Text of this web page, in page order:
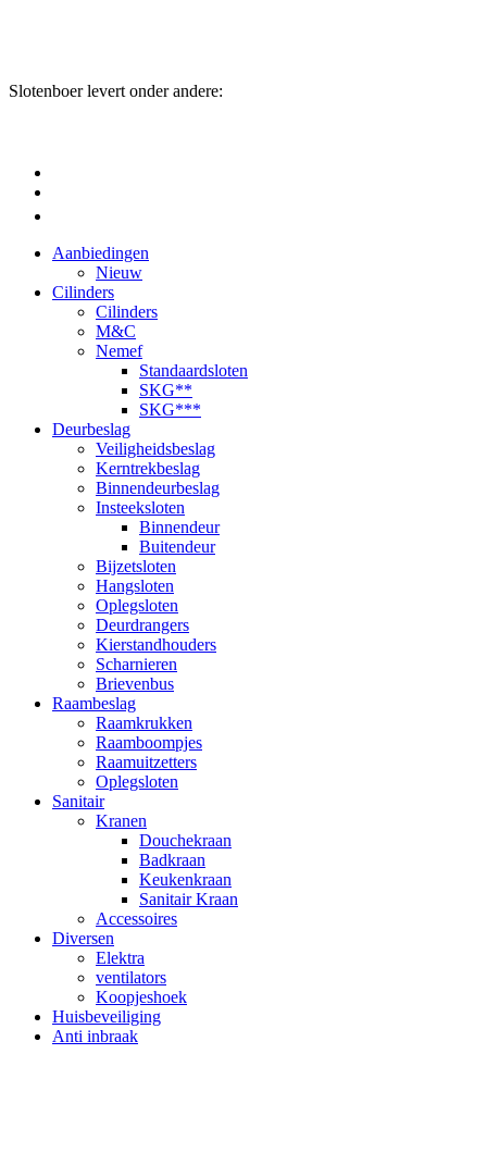
Slotenboer levert onder andere:
Aanbiedingen
Nieuw
Cilinders
Cilinders
M&C
Nemef
Standaardsloten
SKG**
SKG***
Deurbeslag
Veiligheidsbeslag
Kerntrekbeslag
Binnendeurbeslag
Insteeksloten
Binnendeur
Buitendeur
Bijzetsloten
Hangsloten
Oplegsloten
Deurdrangers
Kierstandhouders
Scharnieren
Brievenbus
Raambeslag
Raamkrukken
Raamboompjes
Raamuitzetters
Oplegsloten
Sanitair
Kranen
Douchekraan
Badkraan
Keukenkraan
Sanitair Kraan
Accessoires
Diversen
Elektra
ventilators
Koopjeshoek
Huisbeveiliging
Anti inbraak